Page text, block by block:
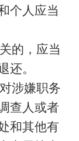
个人应当
的，应当
还。
涉嫌职务
查人或者
和其他有